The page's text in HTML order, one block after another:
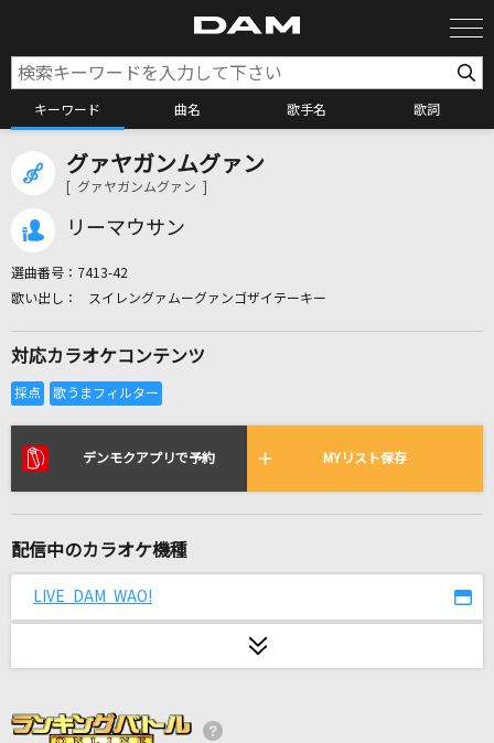
キーワード 曲名 歌手名 歌詞
カラオケ検索
リアルタイムで歌われている曲の一覧
新世界(SHINSEKAI)
[生音]風の詩を聴かせて
グァヤガンムグァン
[ グァヤガンムグァン ]
リーマウサン
選曲番号： 7413-42
スイレングァムーグァンゴザイテーキー
対応カラオケコンテンツ
デンモクアプリで予約 MYリスト保存
配信中のカラオケ機種
LIVE DAM WAO!